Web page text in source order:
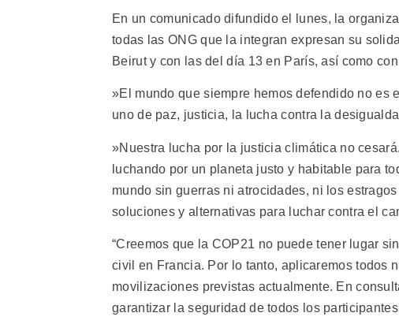
En un comunicado difundido el lunes, la
todas las ONG que la integran expresan su
Beirut y con las del día 13 en París, así como
»El mundo que siempre hemos defendido no es
uno de paz, justicia, la lucha contra la
»Nuestra lucha por la justicia climática no
luchando por un planeta justo y habitable para
mundo sin guerras ni atrocidades, ni los
soluciones y alternativas para luchar contra el
“Creemos que la COP21 no puede tener lugar
civil en Francia. Por lo tanto, aplicaremos todos
movilizaciones previstas actualmente. En
garantizar la seguridad de todos los